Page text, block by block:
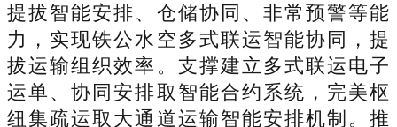
提拔智能安排、仓储协同、非常预警等能
力，实现铁公水空多式联运智能协同，提
拔运输组织效率。支撑建立多式联运电子
运单、协同安排取智能合约系统，完美枢
纽集疏运取大通道运输智能安排机制。推